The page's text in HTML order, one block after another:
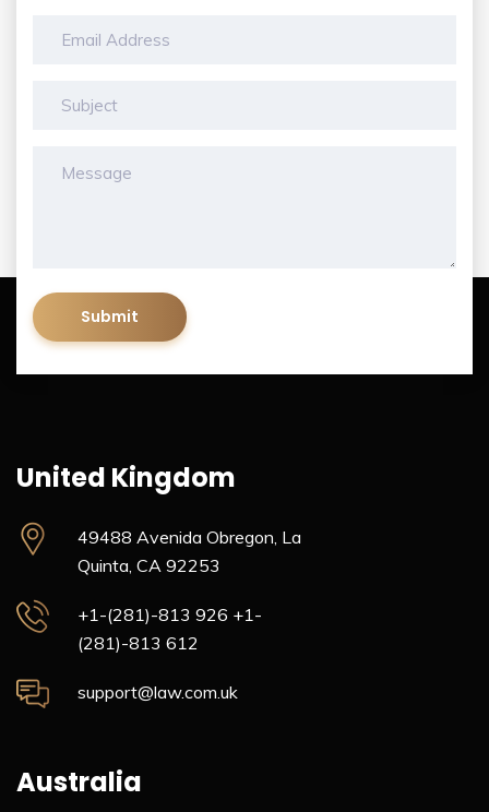
United Kingdom
49488 Avenida Obregon, La
Quinta, CA 92253
+1-(281)-813 926 +1-
(281)-813 612
support@law.com.uk
Australia